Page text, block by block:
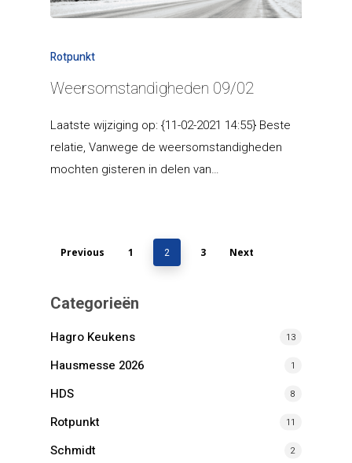
Rotpunkt
Weersomstandigheden 09/02
Laatste wijziging op: {11-02-2021 14:55} Beste
relatie, Vanwege de weersomstandigheden
mochten gisteren in delen van…
Previous 1 2 3 Next
Categorieën
Hagro Keukens 13
Hausmesse 2026 1
HDS 8
Rotpunkt 11
Schmidt 2